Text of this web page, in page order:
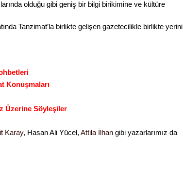
olduğu gibi geniş bir bilgi birikimine ve kültüre
Tanzimat’la birlikte gelişen gazetecilikle birlikte yerini
Konuşmaları
Üzerine Söyleşiler
Karay, Hasan Ali Yücel, Attila İlhangibi yazarlarımız da